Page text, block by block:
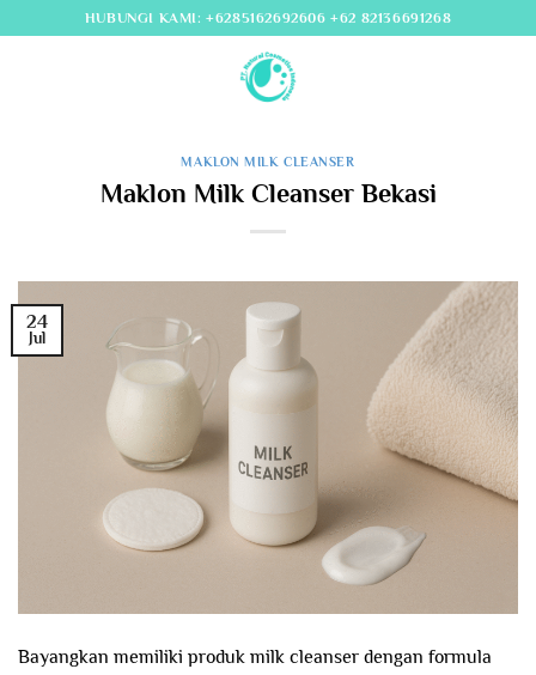
to
HUBUNGI KAMI: +6285162692606 +62 82136691268
MAKLON MILK CLEANSER
Maklon Milk Cleanser Bekasi
24
Jul
Bayangkan memiliki produk milk cleanser dengan formula